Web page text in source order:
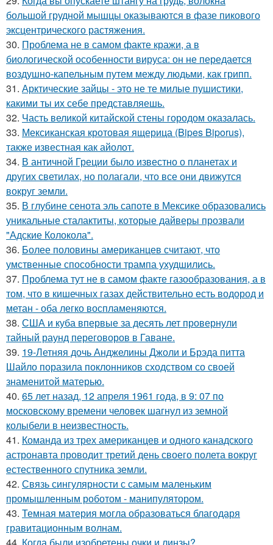
большой грудной мышцы оказываются в фазе пикового
эксцентрического растяжения.
30. Проблема не в самом факте кражи, а в
биологической особенности вируса: он не передается
воздушно-капельным путем между людьми, как грипп.
31. Арктические зайцы - это не те милые пушистики,
какими ты их себе представляешь.
32. Часть великой китайской стены городом оказалась.
33. Мексиканская кротовая ящерица (Bipes Biporus),
также известная как айолот.
34. В античной Греции было известно о планетах и
других светилах, но полагали, что все они движутся
вокруг земли.
35. В глубине сенота эль сапоте в Мексике образовались
уникальные сталактиты, которые дайверы прозвали
"Адские Колокола".
36. Более половины американцев считают, что
умственные способности трампа ухудшились.
37. Проблема тут не в самом факте газообразования, а в
том, что в кишечных газах действительно есть водород и
метан - оба легко воспламеняются.
38. США и куба впервые за десять лет провернули
тайный раунд переговоров в Гаване.
39. 19-Летняя дочь Анджелины Джоли и Брэда питта
Шайло поразила поклонников сходством со своей
знаменитой матерью.
40. 65 лет назад, 12 апреля 1961 года, в 9: 07 по
московскому времени человек шагнул из земной
колыбели в неизвестность.
41. Команда из трех американцев и одного канадского
астронавта проводит третий день своего полета вокруг
естественного спутника земли.
42. Связь сингулярности с самым маленьким
промышленным роботом - манипулятором.
43. Темная материя могла образоваться благодаря
гравитационным волнам.